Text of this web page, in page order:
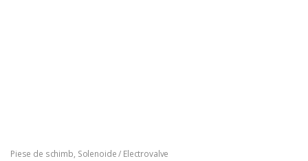
Piese de schimb, Solenoide / Electrovalve